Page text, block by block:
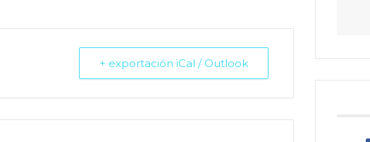
+ exportación iCal / Outlook